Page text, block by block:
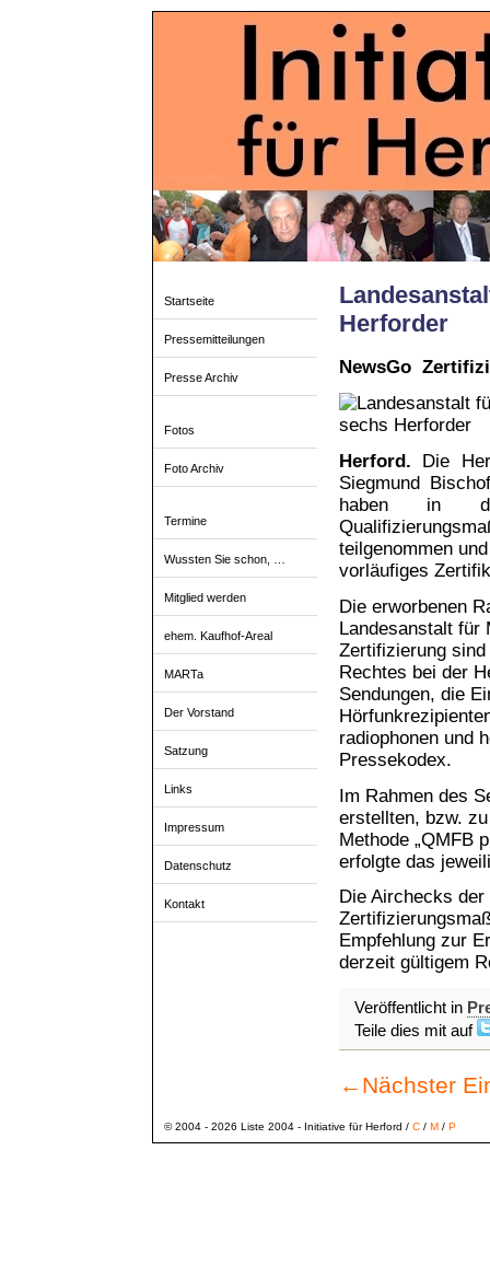
Startseite
Pressemitteilungen
Presse Archiv
Fotos
Foto Archiv
Termine
Wussten Sie schon, …
Mitglied werden
ehem. Kaufhof-Areal
MARTa
Der Vorstand
Satzung
Links
Impressum
Datenschutz
Kontakt
Herforder
NewsGo
Herford. Die
Siegmund
haben in
teilgenommen
vorläufiges
Die erworbenen
Landesanstalt für
Zertifizierung sind
Rechtes bei der
Sendungen, die
radiophonen und
Pressekodex.
Im Rahmen des
erstellten, bzw.
Methode „QMFB
erfolgte das
Die Airchecks
Empfehlung zur
derzeit gültigem
Veröffentlicht in
Teile dies mit auf
← Nächster
© 2004 - 2026 Liste 2004 - Initiative für Herford / C/ M/ P